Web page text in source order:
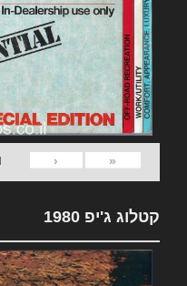
«
‹
קטלוג ג'יפ 1980